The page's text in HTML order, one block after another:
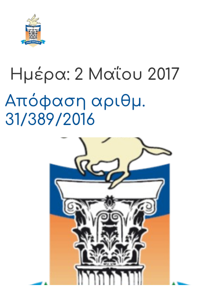
Ημέρα: 2 Μαΐου 2017
Απόφαση αριθμ.
31/389/2016